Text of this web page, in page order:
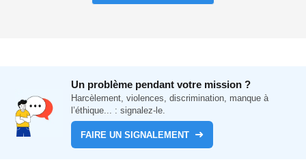
Un problème pendant votre mission ?
Harcèlement, violences, discrimination, manque à
l’éthique... : signalez-le.
FAIRE UN SIGNALEMENT